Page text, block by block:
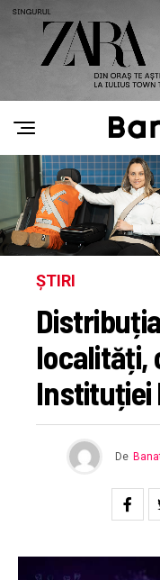
ȘTIRI
localități,
Instituției
De